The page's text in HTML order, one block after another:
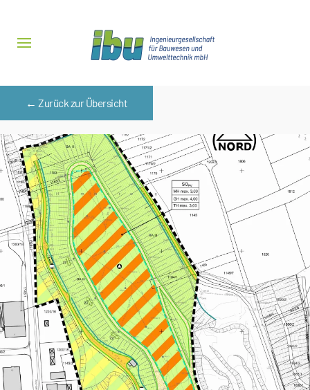
Zum Hauptinhalt springen
← Zurück zur Übersicht